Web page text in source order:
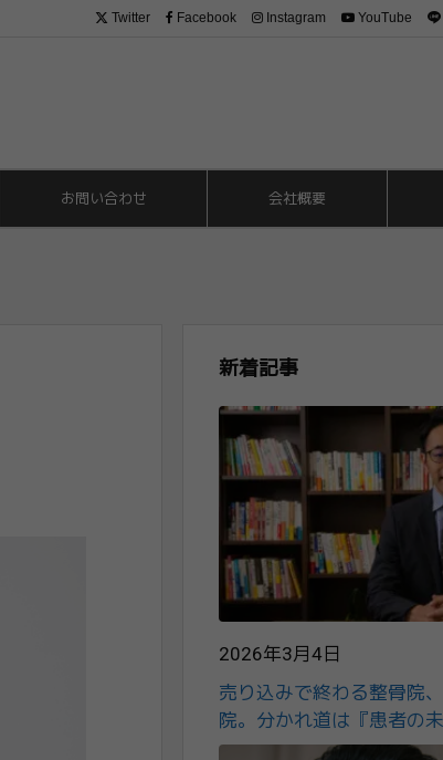
お問い合わせ 会社概要
Twitter Facebook Instagram YouTube
新着記事
2026年3月4日
売り込みで終わる整骨院
院。分かれ道は『患者の